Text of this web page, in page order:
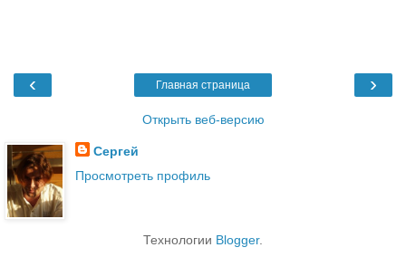
‹ ›
Главная страница
Открыть веб-версию
Сергей
Просмотреть профиль
Технологии Blogger.